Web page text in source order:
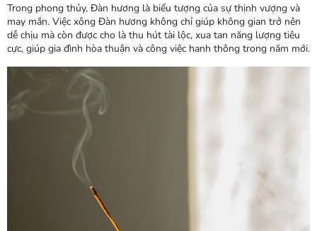
Trong phong thủy, Đàn hương là biểu tượng của sự thịnh vượng và
may mắn. Việc xông Đàn hương không chỉ giúp không gian trở nên
dễ chịu mà còn được cho là thu hút tài lộc, xua tan năng lượng tiêu
cực, giúp gia đình hòa thuận và công việc hanh thông trong năm mới.